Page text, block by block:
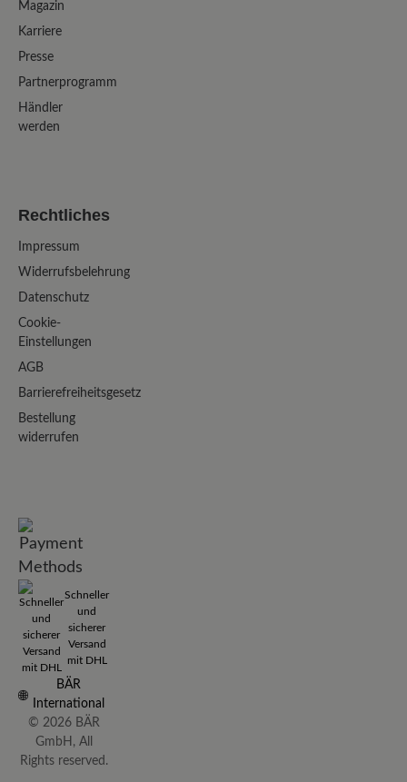
Magazin
Karriere
Presse
Partnerprogramm
Händler
werden
Rechtliches
Impressum
Widerrufsbelehrung
Datenschutz
Cookie-
Einstellungen
AGB
Barrierefreiheitsgesetz
Bestellung
widerrufen
Schneller
und
sicherer
Versand
mit DHL
BÄR
International
© 2026 BÄR
GmbH, All
Rights reserved.